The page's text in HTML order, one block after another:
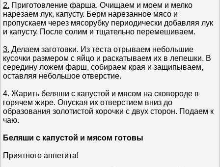
2. Приготовление фарша. Очищаем и моем и мелко
нарезаем лук, капусту. Берм нарезанное мясо и
пропускаем через мясорубку периодически добавляя лук
и капусту. После солим и тщательно перемешиваем.
3. Делаем заготовки. Из теста отрываем небольшие
кусочки размером с яйцо и раскатываем их в лепешки. В
середину ложем фарш, собираем края и защипываем,
оставляя небольшое отверстие.
4. Жарить беляши с капустой и мясом на сковороде в
горячем жире. Опуская их отверстием вниз до
образования золотистой корочки с двух сторон. Подаем к
чаю.
Беляши с капустой и мясом готовы
Приятного аппетита!